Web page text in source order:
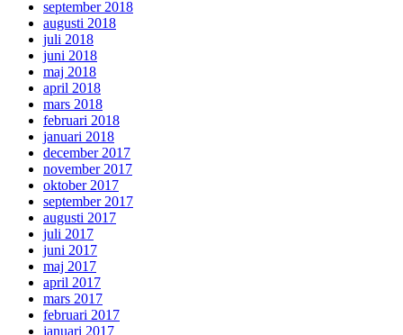
september 2018
augusti 2018
juli 2018
juni 2018
maj 2018
april 2018
mars 2018
februari 2018
januari 2018
december 2017
november 2017
oktober 2017
september 2017
augusti 2017
juli 2017
juni 2017
maj 2017
april 2017
mars 2017
februari 2017
januari 2017